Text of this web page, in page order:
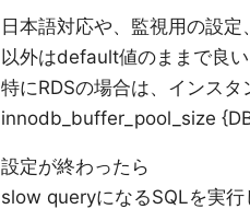
日本語対応や、監視用の設
以外はdefault値のままで良い
特にRDSの場合は、インス
innodb_buffer_pool_size
設定が終わったら
slow queryになるSQLを実行